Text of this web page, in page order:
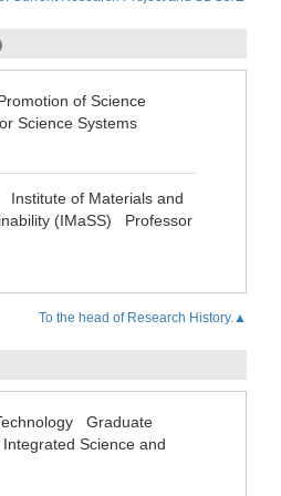
of Science
Science Systems
Institute of Materials and
(IMaSS) Professor
To the head of Research History.▲
Graduate
Science and